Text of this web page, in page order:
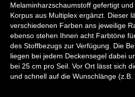
Melaminharzschaumstoff gefertigt
Korpus aus Multiplex ergänzt. Dieser
verschiedenen Farben ans jeweilige
ebenso stehen Ihnen acht Farbtöne
des Stoffbezugs zur Verfügung. Die
liegen bei jedem Deckensegel dabei
bei 25 cm pro Seil. Vor Ort lässt sich
und schnell auf die Wunschlänge